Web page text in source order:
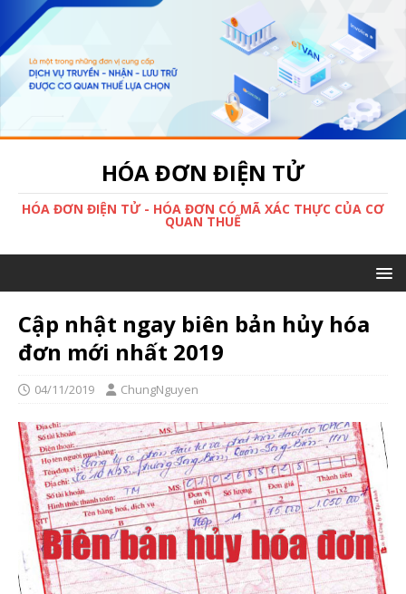
HÓA ĐƠN ĐIỆN TỬ
HÓA ĐƠN ĐIỆN TỬ - HÓA ĐƠN CÓ MÃ XÁC THỰC CỦA CƠ
QUAN THUẾ
Cập nhật ngay biên bản hủy hóa
đơn mới nhất 2019
04/11/2019 ChungNguyen